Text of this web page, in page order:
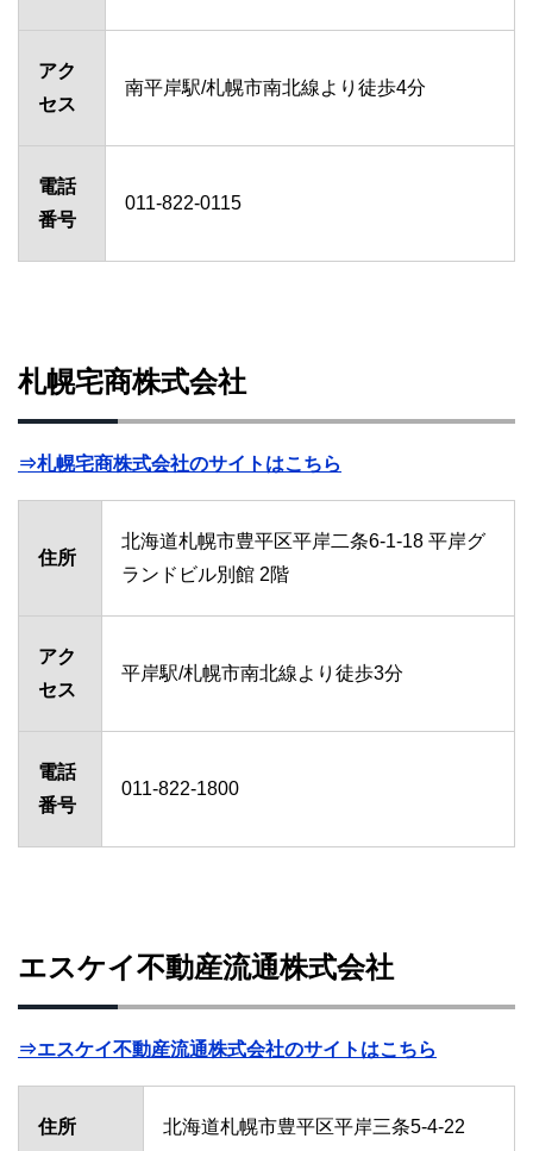
アク
セス
南平岸駅/札幌市南北線より徒歩4分
電話
番号
011-822-0115
札幌宅商株式会社
⇒札幌宅商株式会社のサイトはこちら
住所
北海道札幌市豊平区平岸二条6-1-18 平岸グ
ランドビル別館 2階
アク
セス
平岸駅/札幌市南北線より徒歩3分
電話
番号
011-822-1800
エスケイ不動産流通株式会社
⇒エスケイ不動産流通株式会社のサイトはこちら
住所 北海道札幌市豊平区平岸三条5-4-22